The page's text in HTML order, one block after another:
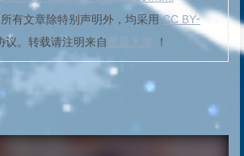
有文章除特别声明外，均采用CC BY-
议。转载请注明来自 星辰大海 ！